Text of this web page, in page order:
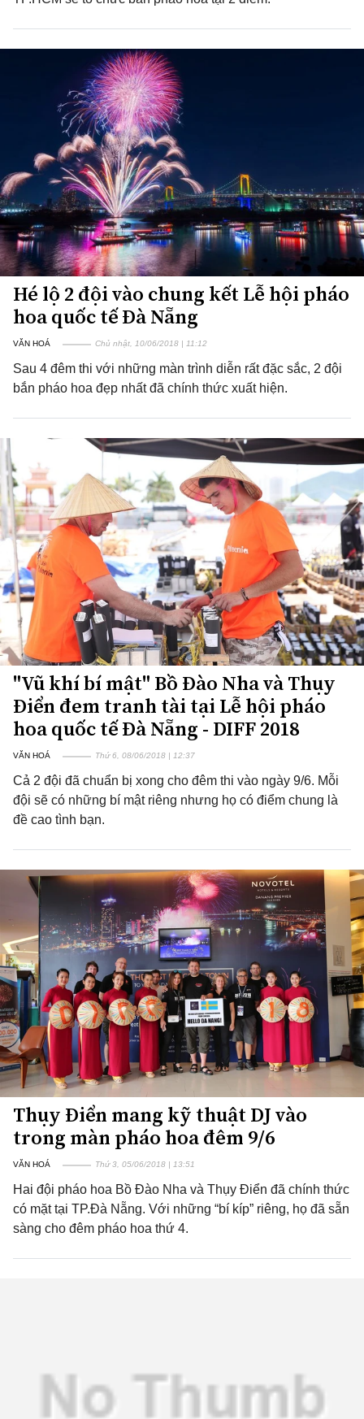
Hé lộ 2 đội vào chung kết Lễ hội pháo
hoa quốc tế Đà Nẵng
VĂN HOÁ Chủ nhật, 10/06/2018 | 11:12
Sau 4 đêm thi với những màn trình diễn rất đặc sắc, 2 đội
bắn pháo hoa đẹp nhất đã chính thức xuất hiện.
"Vũ khí bí mật" Bồ Đào Nha và Thụy
Điển đem tranh tài tại Lễ hội pháo
hoa quốc tế Đà Nẵng - DIFF 2018
VĂN HOÁ Thứ 6, 08/06/2018 | 12:37
Cả 2 đội đã chuẩn bị xong cho đêm thi vào ngày 9/6. Mỗi
đội sẽ có những bí mật riêng nhưng họ có điểm chung là
đề cao tình bạn.
Thụy Điển mang kỹ thuật DJ vào
trong màn pháo hoa đêm 9/6
VĂN HOÁ Thứ 3, 05/06/2018 | 13:51
Hai đội pháo hoa Bồ Đào Nha và Thụy Điển đã chính thức
có mặt tại TP.Đà Nẵng. Với những “bí kíp” riêng, họ đã sẵn
sàng cho đêm pháo hoa thứ 4.